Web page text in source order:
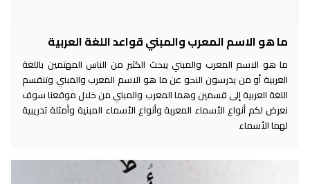
ما هو الاسم المعرب والمبني قواعد اللغة العربية
ما هو الاسم المعرب والمبني يبحث الكثير من الناس المهتمين باللغة
العربية أو من يدرسون النحو عن ما هو الاسم المعرب والمبني وتنقسم
اللغة العربية إلى قسمين وهما المعرب والمبني من خلال موقعنا سوف
نعرض لكم أنواع الأسماء المعربة وأنواع الأسماء المبنية وأمثلة تدريبية
لهما الأسماء